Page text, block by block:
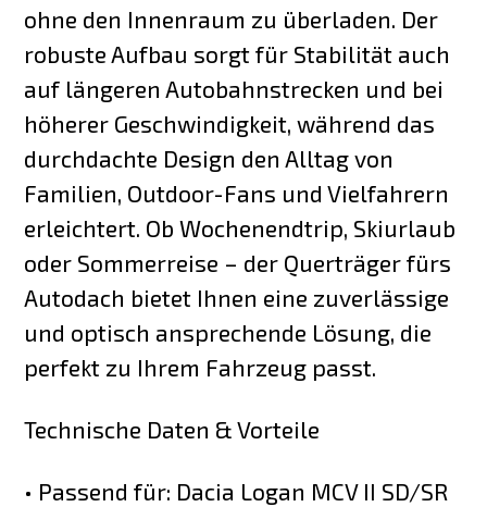
ohne den Innenraum zu überladen. Der
robuste Aufbau sorgt für Stabilität auch
auf längeren Autobahnstrecken und bei
höherer Geschwindigkeit, während das
durchdachte Design den Alltag von
Familien, Outdoor-Fans und Vielfahrern
erleichtert. Ob Wochenendtrip, Skiurlaub
oder Sommerreise – der Querträger fürs
Autodach bietet Ihnen eine zuverlässige
und optisch ansprechende Lösung, die
perfekt zu Ihrem Fahrzeug passt.
Technische Daten & Vorteile
• Passend für: Dacia Logan MCV II SD/SR